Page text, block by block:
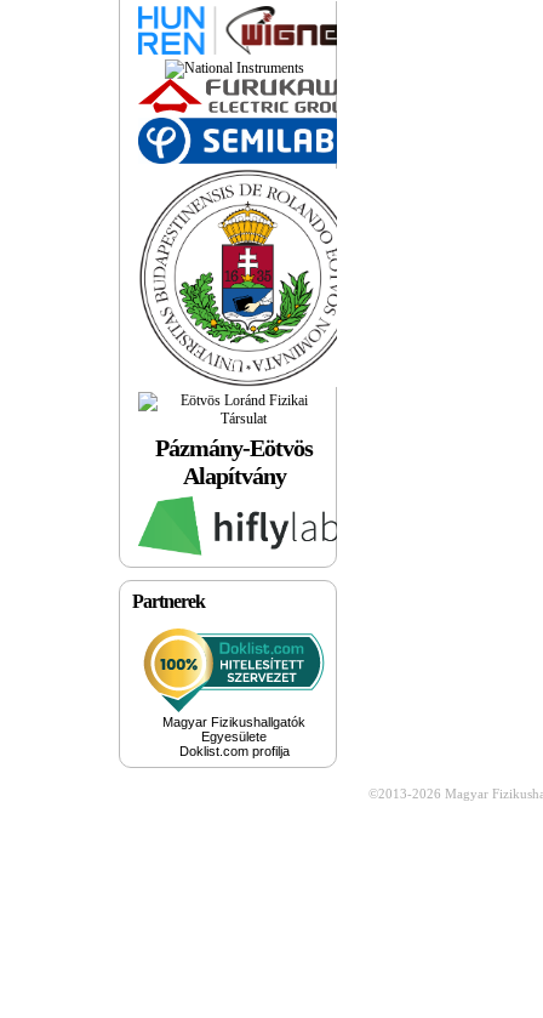
Pázmány-Eötvös
Alapítvány
Partnerek
Magyar Fizikushallgatók
Egyesülete
Doklist.com profilja
©2013-2026 Magyar